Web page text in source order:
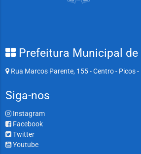
Prefeitura Municipal de
Rua Marcos Parente, 155 - Centro - Picos -
Siga-nos
Instagram
Facebook
Twitter
Youtube